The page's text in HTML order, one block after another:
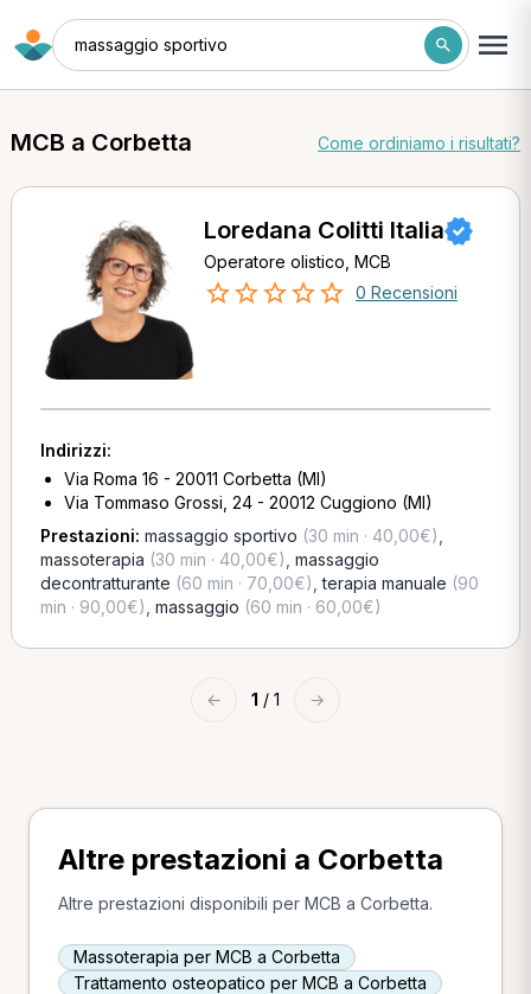
massaggio sportivo
MCB a Corbetta Come ordiniamo i risultati?
Loredana Colitti Italia
Operatore olistico, MCB
0 Recensioni
Indirizzi:
Via Roma 16 - 20011 Corbetta (MI)
Via Tommaso Grossi, 24 - 20012 Cuggiono (MI)
Prestazioni: massaggio sportivo (30 min · 40,00€)
massoterapia (30 min · 40,00€) massaggio
decontratturante (60 min · 70,00€) ,terapia manuale (90
min · 90,00€) massaggio (60 min · 60,00€)
← 1 / 1 →
Altre prestazioni a Corbetta
Altre prestazioni disponibili per MCB a Corbetta.
Massoterapia per MCB a Corbetta
Trattamento osteopatico per MCB a Corbetta